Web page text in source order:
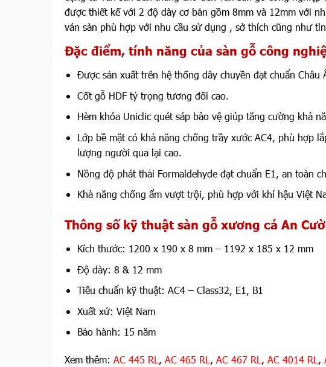
được thiết kế với 2 độ dày cơ bản gồm 8mm và 12mm với
ván sàn phù hợp với nhu cầu sử dụng , sở thích cũng như
Đặc điểm, tính năng của sàn gỗ công
Được sản xuất trên hệ thống dây chuyền đạt chuẩn Châu
Cốt gỗ HDF tỷ trọng tương đối cao.
Hèm khóa Uniclic quét sáp bảo vệ giúp tăng cường khả
Lớp bề mặt có khả năng chống trầy xước AC4, phù hợp
lượng người qua lại cao.
Nồng độ phát thải Formaldehyde đạt chuẩn E1, an toàn
Khả năng chống ẩm vượt trội, phù hợp với khí hậu Việt
Thông số kỹ thuật sàn gỗ xương cá An
Kích thước: 1200 x 190 x 8 mm – 1192 x 185 x 12 mm
Độ dày: 8 & 12 mm
Tiêu chuẩn kỹ thuật: AC4– Class32, E1, B1
Xuất xứ: Việt Nam
Bảo hành: 15 năm
Xem thêm: AC 445 RL , AC 465 RL , AC 467 RL , AC 4014 RL ,